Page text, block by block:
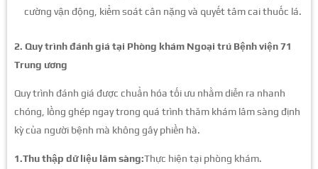
cường vận động, kiểm soát cân nặng và quyết tâm cai thuốc lá.
2. Quy trình đánh giá tại Phòng khám Ngoại trú Bệnh viện 71
Trung ương
Quy trình đánh giá được chuẩn hóa tối ưu nhằm diễn ra nhanh
chóng, lồng ghép ngay trong quá trình thăm khám lâm sàng định
kỳ của người bệnh mà không gây phiền hà.
1.Thu thập dữ liệu lâm sàng:Thực hiện tại phòng khám.